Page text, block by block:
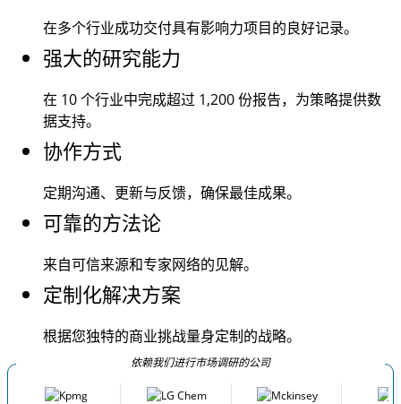
在多个行业成功交付具有影响力项目的良好记录。
强大的研究能力
在 10 个行业中完成超过 1,200份报告，为策略提供数
据支持。
协作方式
定期沟通、更新与反馈，确保最佳成果。
可靠的方法论
来自可信来源和专家网络的见解。
定制化解决方案
根据您独特的商业挑战量身定制的战略。
依赖我们进行市场调研的公司